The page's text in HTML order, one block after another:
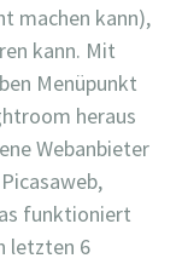
machen kann),
kann. Mit
Menüpunkt
heraus
Webanbieter
funktioniert
letzten 6